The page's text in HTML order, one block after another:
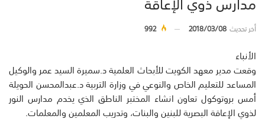
أخر تحديث2018/03/08
992
الأنباء
وقعت مدير معهد الكويت للأبحاث العلمية د.سميرة السيد عمر والوكيل
المساعد للتعليم الخاص والنوعي في وزارة التربية د.عبدالمحسن الحويلة
أمس بروتوكول تعاون انشاء المختبر الناطق الذي يخدم مدارس النور
لذوي الإعاقة البصرية للبنين والبنات، وتدريب المعلمين والمعلمات.